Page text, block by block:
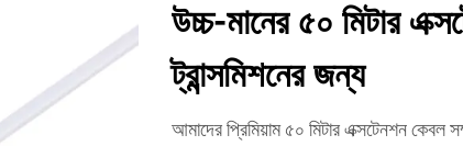
উচ্চ-মানের ৫০ মিটার
ট্রান্সমিশনের জন্য
আমাদের প্রিমিয়াম ৫০ মিটার এক্সটেনশন কেবল